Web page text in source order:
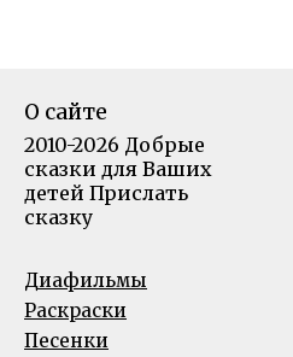
О сайте
2010-2026 Добрые
сказки для Ваших
детей Прислать
сказку
Диафильмы
Раскраски
Песенки